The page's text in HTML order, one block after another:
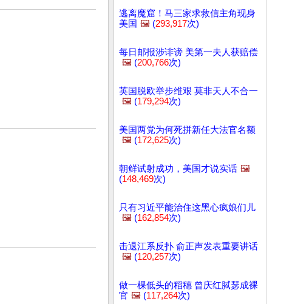
逃离魔窟！马三家求救信主角现身
美国 🖼️ (293,917次)
每日邮报涉诽谤 美第一夫人获赔偿
🖼️ (200,766次)
英国脱欧举步维艰 莫非天人不合一
🖼️ (179,294次)
美国两党为何死拼新任大法官名额
🖼️ (172,625次)
朝鲜试射成功，美国才说实话 🖼️
(148,469次)
只有习近平能治住这黑心疯娘们儿
🖼️ (162,854次)
击退江系反扑 俞正声发表重要讲话
🖼️ (120,257次)
做一棵低头的稻穗 曾庆红脦瑟成裸
官 🖼️ (117,264次)